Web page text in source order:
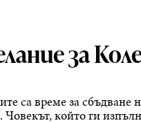
за
са време за сбъдване
който ги